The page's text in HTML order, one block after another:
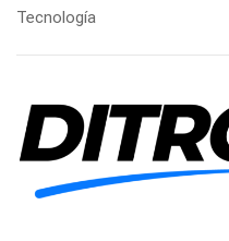
Tecnología